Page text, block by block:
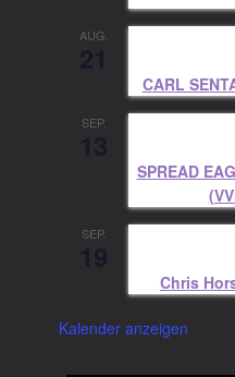
AUG.
CARL
SEP.
SPREAD
SEP.
Chris
Kalender anzeigen